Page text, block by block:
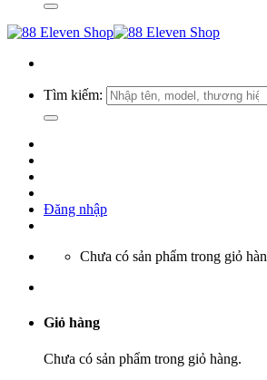
Tìm kiếm:
Đăng nhập
Chưa có sản phẩm trong giỏ
Giỏ hàng
Chưa có sản phẩm trong giỏ hàng.